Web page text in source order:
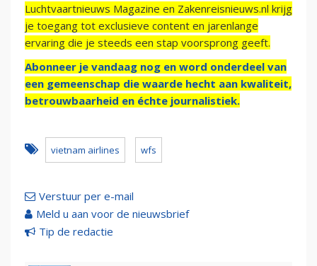
Luchtvaartnieuws Magazine en Zakenreisnieuws.nl krijg
je toegang tot exclusieve content en jarenlange
ervaring die je steeds een stap voorsprong geeft.
Abonneer je vandaag nog en word onderdeel van
een gemeenschap die waarde hecht aan kwaliteit,
betrouwbaarheid en échte journalistiek.
vietnam airlines wfs
Verstuur per e-mail
Meld u aan voor de nieuwsbrief
Tip de redactie